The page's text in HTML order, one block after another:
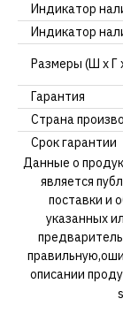
Индикатор
Индикатор
Размеры (Ш х Г
Гарантия
Страна
Срок гарантии
Данные о
является
поставки и
указанных
описании